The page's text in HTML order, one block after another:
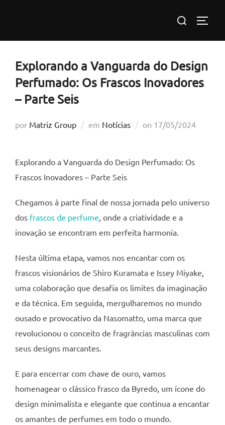
Pesquisar
Explorando a Vanguarda do Design
Perfumado: Os Frascos Inovadores
– Parte Seis
por Matriz Group em Notícias on Postado
17/05/2024
Explorando a Vanguarda do Design Perfumado: Os
Frascos Inovadores – Parte Seis
Chegamos à parte final de nossa jornada pelo universo
dos frascos de perfume, onde a criatividade e a
inovação se encontram em perfeita harmonia.
Nesta última etapa, vamos nos encantar com os
frascos visionários de Shiro Kuramata e Issey Miyake,
uma colaboração que desafia os limites da imaginação
e da técnica. Em seguida, mergulharemos no mundo
ousado e provocativo da Nasomatto, uma marca que
revolucionou o conceito de fragrâncias masculinas com
seus designs marcantes.
E para encerrar com chave de ouro, vamos
homenagear o clássico frasco da Byredo, um ícone do
design minimalista e elegante que continua a encantar
os amantes de perfumes em todo o mundo.